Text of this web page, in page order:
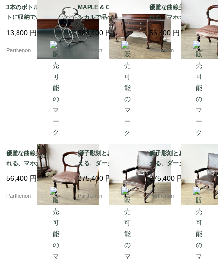
3本のボトルをコンパク
トに収納できる卓上ボ
トルホルダー。葡萄の
装飾が美しいアイアン
製ワインラック【8529
13,800 円
Parthenon
MAPLE & Co社製 クラ
シカルで品のある佇ま
いのマホガニーサイド
ボード【s72】
383,400 円
Parthenon
優雅な曲線美に魅了さ
れる、マホガニーアン
ティークバルーンチェ
ア 張替え済み【c347
-2】
56,400 円
Parthenon
優雅な曲線美に魅了さ
れる、マホガニーアン
ティークバルーンチェ
ア 張替え済み【c347
-1】
56,400 円
Parthenon
獅子彫刻と真鍮鋲が映
える、ダークブラウン
本革張りの重厚なクラ
シックアームチェア【d
s23-7】
275,400 円
Parthenon
獅子彫刻と真鍮鋲が映
える、ダークブラウン
本革張りの重厚なクラ
シックアームチェア【d
s23-8】
275,400 円
Parthenon